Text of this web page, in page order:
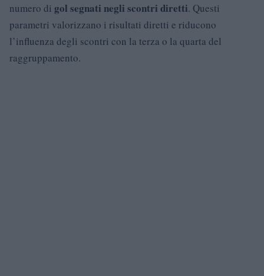
numero di gol segnati negli scontri diretti. Questi
parametri valorizzano i risultati diretti e riducono
l’influenza degli scontri con la terza o la quarta del
raggruppamento.